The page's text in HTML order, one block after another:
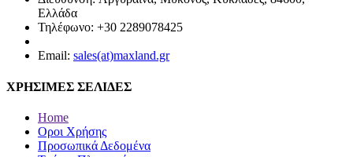
Ελλάδα
Τηλέφωνο: +30 2289078425
Email: sales(at)maxland.gr
ΧΡΗΣΙΜΕΣ ΣΕΛΙΔΕΣ
Home
Οροι Χρήσης
Προσωπικά Δεδομένα